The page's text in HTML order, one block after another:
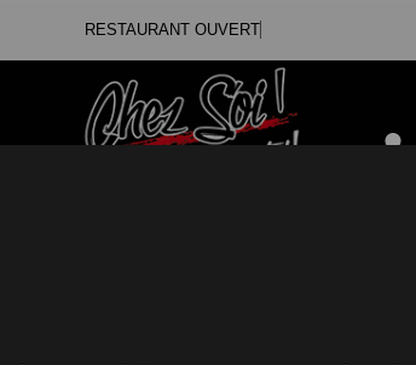
RESTAURANT OUVERT